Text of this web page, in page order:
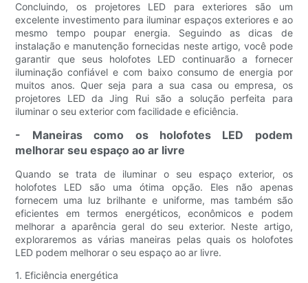
Concluindo, os projetores LED para exteriores são um
excelente investimento para iluminar espaços exteriores e ao
mesmo tempo poupar energia. Seguindo as dicas de
instalação e manutenção fornecidas neste artigo, você pode
garantir que seus holofotes LED continuarão a fornecer
iluminação confiável e com baixo consumo de energia por
muitos anos. Quer seja para a sua casa ou empresa, os
projetores LED da Jing Rui são a solução perfeita para
iluminar o seu exterior com facilidade e eficiência.
- Maneiras como os holofotes LED podem
melhorar seu espaço ao ar livre
Quando se trata de iluminar o seu espaço exterior, os
holofotes LED são uma ótima opção. Eles não apenas
fornecem uma luz brilhante e uniforme, mas também são
eficientes em termos energéticos, econômicos e podem
melhorar a aparência geral do seu exterior. Neste artigo,
exploraremos as várias maneiras pelas quais os holofotes
LED podem melhorar o seu espaço ao ar livre.
1. Eficiência energética